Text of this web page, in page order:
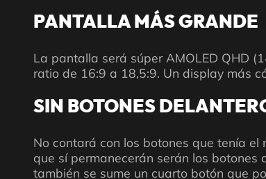
PANTALLA MÁS GRANDE
La pantalla será súper AMOLED QHD
ratio de 16:9 a 18,5:9. Un display más
SIN BOTONES
No contará con los botones que tenía
que sí permanecerán serán los botones
también se sume un cuarto botón que